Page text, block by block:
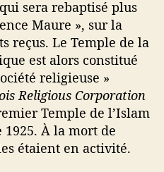
sera rebaptisé plus
Maure », sur la
reçus. Le Temple de la
est alors constitué
religieuse »
Religious Corporation
Temple de l’Islam
À la mort de
étaient en activité.